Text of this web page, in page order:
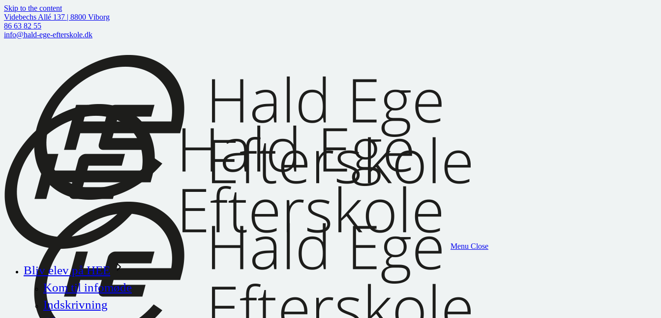
Skip to the content
Videbechs Allé 137 | 8800 Viborg
86 63 82 55
info@hald-ege-efterskole.dk
Menu Close
Bliv elev på HEE
Kom til infomøde
Indskrivning